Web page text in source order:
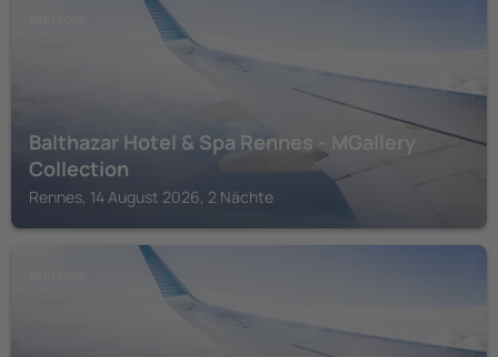
Balthazar Hotel & Spa Rennes - MGallery
Collection
Rennes, 14 August 2026, 2 Nächte